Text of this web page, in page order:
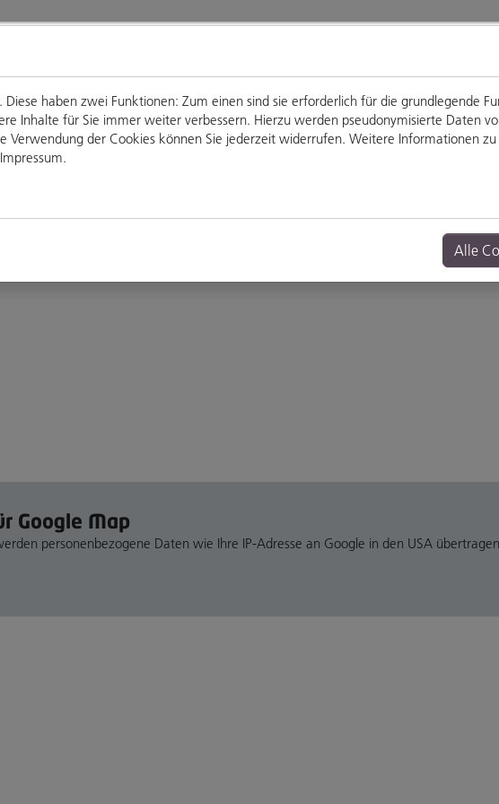
Veranstaltungen
Google Map
personenbezogene Daten wie Ihre IP-Adresse an Google in den USA übertragen.
haben zwei Funktionen: Zum einen sind sie erforderlich für die grundlegende
Inhalte für Sie immer weiter verbessern. Hierzu werden pseudonymisierte Daten
Verwendung der Cookies können Sie jederzeit widerrufen. Weitere Informationen
Impressum.
Alle